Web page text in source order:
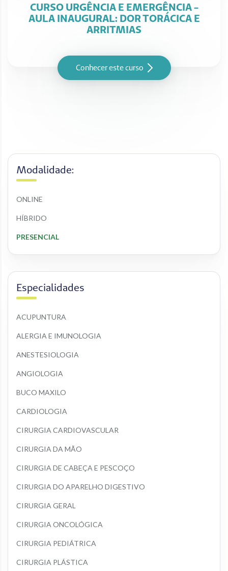
CURSO URGÊNCIA E EMERGÊNCIA -
AULA INAUGURAL: DOR TORÁCICA E
ARRITMIAS
Conhecer este curso
Modalidade:
ONLINE
HÍBRIDO
PRESENCIAL
Especialidades
ACUPUNTURA
ALERGIA E IMUNOLOGIA
ANESTESIOLOGIA
ANGIOLOGIA
BUCO MAXILO
CARDIOLOGIA
CIRURGIA CARDIOVASCULAR
CIRURGIA DA MÃO
CIRURGIA DE CABEÇA E PESCOÇO
CIRURGIA DO APARELHO DIGESTIVO
CIRURGIA GERAL
CIRURGIA ONCOLÓGICA
CIRURGIA PEDIÁTRICA
CIRURGIA PLÁSTICA